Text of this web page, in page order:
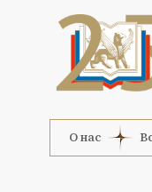
О нас